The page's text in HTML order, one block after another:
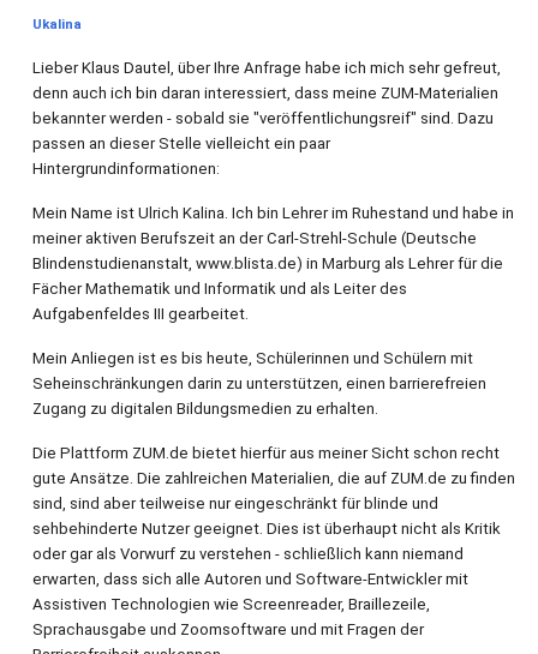
Ukalina
Lieber Klaus Dautel, über Ihre Anfrage habe ich mich sehr gefreut,
denn auch ich bin daran interessiert, dass meine ZUM-Materialien
bekannter werden - sobald sie "veröffentlichungsreif" sind. Dazu
passen an dieser Stelle vielleicht ein paar
Hintergrundinformationen:
Mein Name ist Ulrich Kalina. Ich bin Lehrer im Ruhestand und habe in
meiner aktiven Berufszeit an der Carl-Strehl-Schule (Deutsche
Blindenstudienanstalt, www.blista.de) in Marburg als Lehrer für die
Fächer Mathematik und Informatik und als Leiter des
Aufgabenfeldes III gearbeitet.
Mein Anliegen ist es bis heute, Schülerinnen und Schülern mit
Seheinschränkungen darin zu unterstützen, einen barrierefreien
Zugang zu digitalen Bildungsmedien zu erhalten.
Die Plattform ZUM.de bietet hierfür aus meiner Sicht schon recht
gute Ansätze. Die zahlreichen Materialien, die auf ZUM.de zu finden
sind, sind aber teilweise nur eingeschränkt für blinde und
sehbehinderte Nutzer geeignet. Dies ist überhaupt nicht als Kritik
oder gar als Vorwurf zu verstehen - schließlich kann niemand
erwarten, dass sich alle Autoren und Software-Entwickler mit
Assistiven Technologien wie Screenreader, Braillezeile,
Sprachausgabe und Zoomsoftware und mit Fragen der